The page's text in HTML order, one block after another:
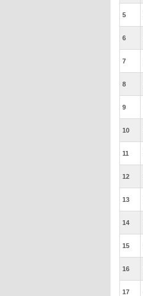
5
6
7
8
9
10
11
12
13
14
15
16
17